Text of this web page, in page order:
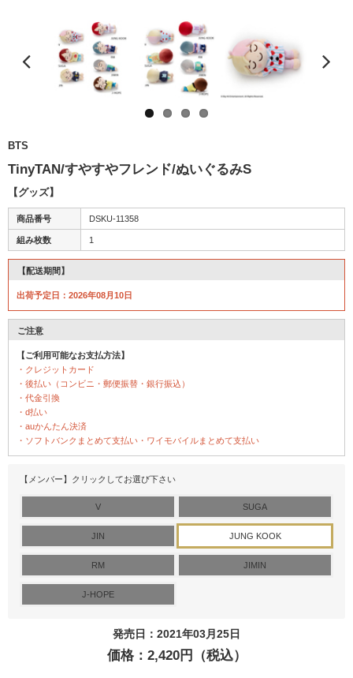
BTS
TinyTAN/すやすやフレンド/ぬいぐるみS
【グッズ】
商品番号 DSKU-11358
組み枚数 1
【配送期間】
出荷予定日：2026年08月10日
ご注意
【ご利用可能なお支払方法】
・クレジットカード
・後払い（コンビニ・郵便振替・銀行振込）
・代金引換
・d払い
・auかんたん決済
・ソフトバンクまとめて支払い・ワイモバイルまとめて支払い
【メンバー】クリックしてお選び下さい
V SUGA
JIN JUNG KOOK
RM JIMIN
J-HOPE
発売日：2021年03月25日
価格：2,420円（税込）